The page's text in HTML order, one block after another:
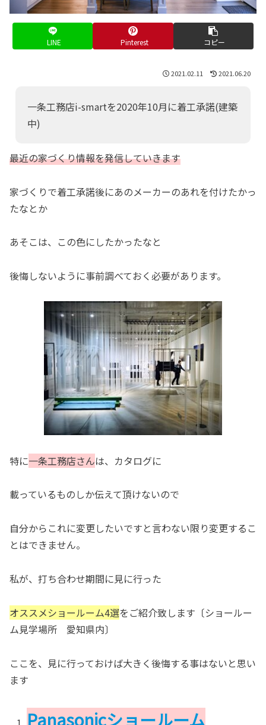
LINE Pinterest コピー
2021.02.11 2021.06.20
一条工務店i-smartを2020年10月に着工承諾(建築
中)
最近の家づくり情報を発信していきます
家づくりで着工承諾後にあのメーカーのあれを付けたかっ
たなとか
あそこは、この色にしたかったなと
後悔しないように事前調べておく必要があります。
特に一条工務店さんは、カタログに
載っているものしか伝えて頂けないので
自分からこれに変更したいですと言わない限り変更するこ
とはできません。
私が、打ち合わせ期間に見に行った
オススメショールーム4選をご紹介致します〔ショールー
ム見学場所 愛知県内〕
ここを、見に行っておけば大きく後悔する事はないと思い
ます
Panasonicショールーム